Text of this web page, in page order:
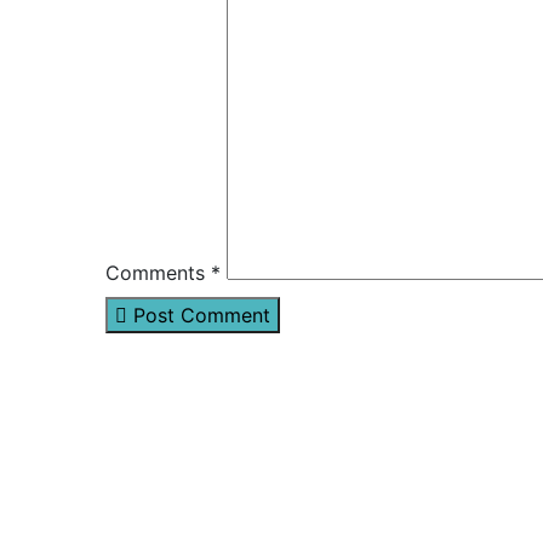
Comments *
Post Comment